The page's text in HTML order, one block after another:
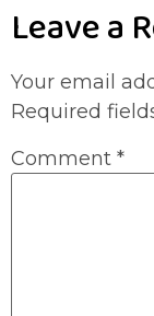
Leave a
Your email
Required
Comment *